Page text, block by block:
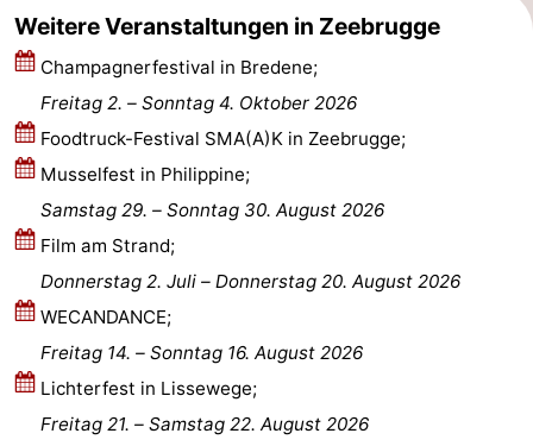
Weitere Veranstaltungen in Zeebrugge
Champagnerfestival in Bredene;
Freitag 2. –
Sonntag 4. Oktober 2026
Foodtruck-Festival SMA(A)K in Zeebrugge;
Musselfest in Philippine;
Samstag 29. – Sonntag 30. August 2026
Film am Strand;
Donnerstag 2. Juli – Donnerstag 20. August 2026
WECANDANCE;
Freitag 14. – Sonntag 16. August 2026
Lichterfest in Lissewege;
Freitag 21. – Samstag 22. August 2026